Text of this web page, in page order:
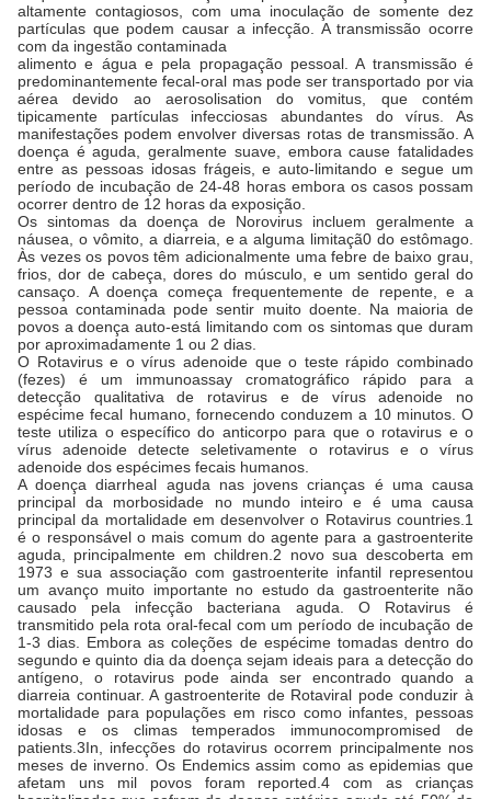
altamente contagiosos, com uma inoculação de somente dez
partículas que podem causar a infecção. A transmissão ocorre
com da ingestão contaminada
alimento e água e pela propagação pessoal. A transmissão é
predominantemente fecal-oral mas pode ser transportado por via
aérea devido ao aerosolisation do vomitus, que contém
tipicamente partículas infecciosas abundantes do vírus. As
manifestações podem envolver diversas rotas de transmissão. A
doença é aguda, geralmente suave, embora cause fatalidades
entre as pessoas idosas frágeis, e auto-limitando e segue um
período de incubação de 24-48 horas embora os casos possam
ocorrer dentro de 12 horas da exposição.
Os sintomas da doença de Norovirus incluem geralmente a
náusea, o vômito, a diarreia, e a alguma limitaçã0 do estômago.
Às vezes os povos têm adicionalmente uma febre de baixo grau,
frios, dor de cabeça, dores do músculo, e um sentido geral do
cansaço. A doença começa frequentemente de repente, e a
pessoa contaminada pode sentir muito doente. Na maioria de
povos a doença auto-está limitando com os sintomas que duram
por aproximadamente 1 ou 2 dias.
O Rotavirus e o vírus adenoide que o teste rápido combinado
(fezes) é um immunoassay cromatográfico rápido para a
detecção qualitativa de rotavirus e de vírus adenoide no
espécime fecal humano, fornecendo conduzem a 10 minutos. O
teste utiliza o específico do anticorpo para que o rotavirus e o
vírus adenoide detecte seletivamente o rotavirus e o vírus
adenoide dos espécimes fecais humanos.
A doença diarrheal aguda nas jovens crianças é uma causa
principal da morbosidade no mundo inteiro e é uma causa
principal da mortalidade em desenvolver o Rotavirus countries.1
é o responsável o mais comum do agente para a gastroenterite
aguda, principalmente em children.2 novo sua descoberta em
1973 e sua associação com gastroenterite infantil representou
um avanço muito importante no estudo da gastroenterite não
causado pela infecção bacteriana aguda. O Rotavirus é
transmitido pela rota oral-fecal com um período de incubação de
1-3 dias. Embora as coleções de espécime tomadas dentro do
segundo e quinto dia da doença sejam ideais para a detecção do
antígeno, o rotavirus pode ainda ser encontrado quando a
diarreia continuar. A gastroenterite de Rotaviral pode conduzir à
mortalidade para populações em risco como infantes, pessoas
idosas e os climas temperados immunocompromised de
patients.3In, infecções do rotavirus ocorrem principalmente nos
meses de inverno. Os Endemics assim como as epidemias que
afetam uns mil povos foram reported.4 com as crianças